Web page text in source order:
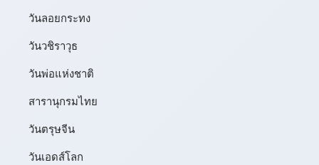
วันลอยกระทง
วันวชิราวุธ
วันพ่อแห่งชาติ
สารานุกรมไทย
วันตรุษจีน
วันเอดส์โลก